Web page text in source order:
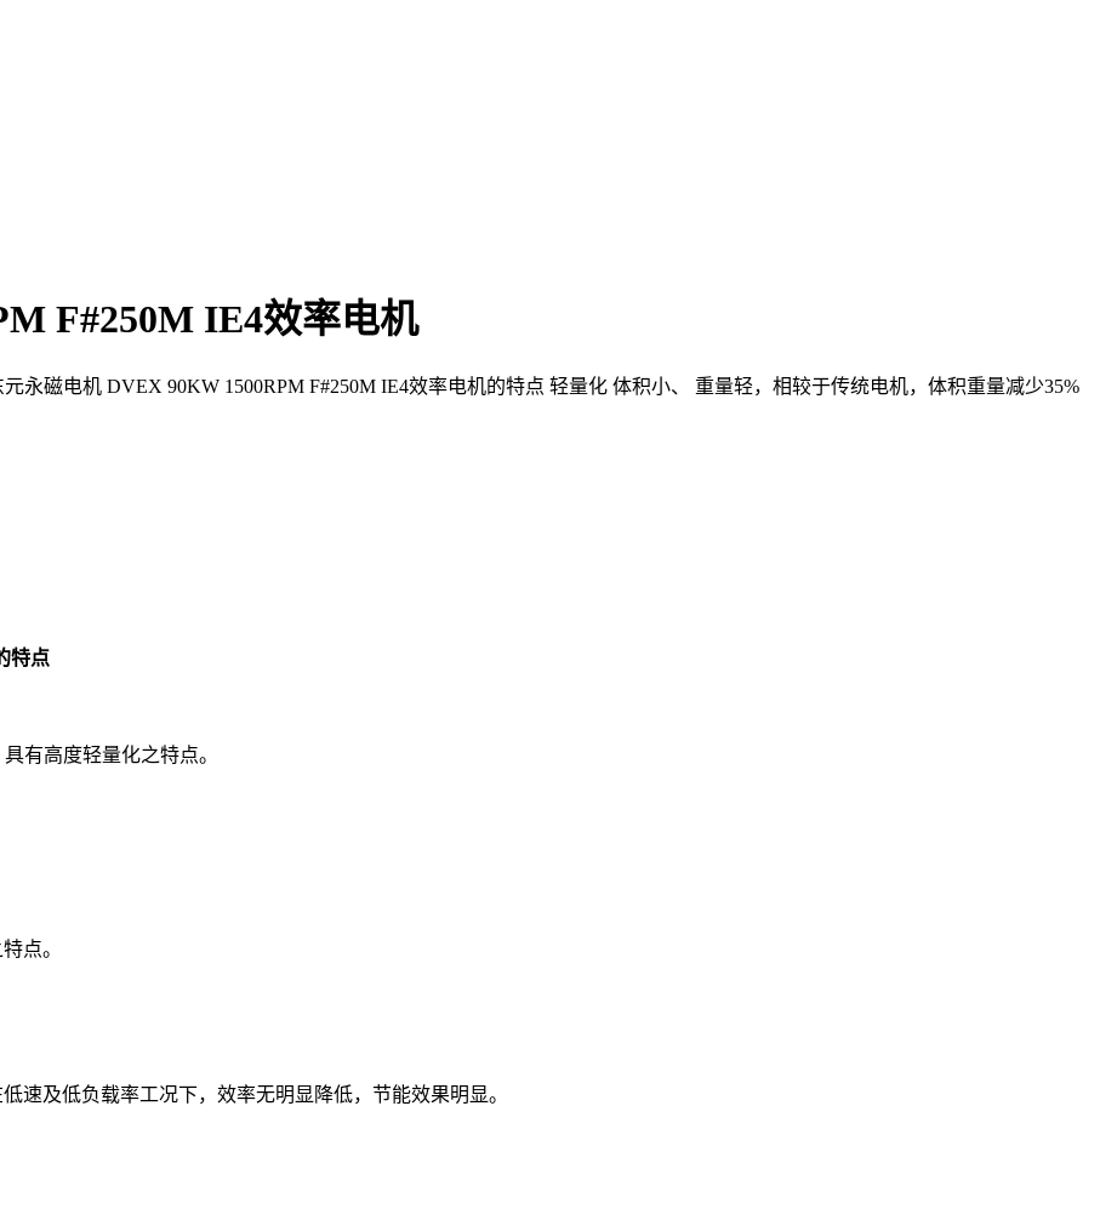
F#250M IE4效率电机
永磁电机 DVEX 90KW 1500RPM F#250M IE4效率电机的特点 轻量化 体积小、 重量轻，相较于传统电机，体积重量减少35%
特点
有高度轻量化之特点。
点。
速及低负载率工况下，效率无明显降低，节能效果明显。